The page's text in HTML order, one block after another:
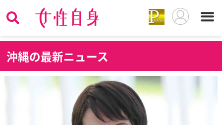
沖縄の最新ニュース